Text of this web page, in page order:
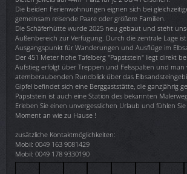
Die beiden Ferienwohnungen eignen sich bei
gemeinsam reisende Paare oder größere Familien.
Die Schäferhütte wurde 2025 neu gebaut und steht
Außenbereich zur Verfügung. Durch die zentrale Lage ist
Ausgangspunkt für Wanderungen und Ausflüge im
Der 451 Meter hohe Tafelberg "Papststein" liegt direkt bei
Aufstieg erfolgt über Treppen und Felsspalten und man
atemberaubenden Rundblick über das
Gipfel befindet sich eine Berggaststätte, die ganzjährig
Papststein ist auch eine Station des bekannten
Erleben Sie einen unvergesslichen Urlaub und fühlen
Moment an wie zu Hause !
zusätzliche Kontaktmöglichkeiten:
Mobil: 0049 163 9081429
Mobil: 0049 178 9330190